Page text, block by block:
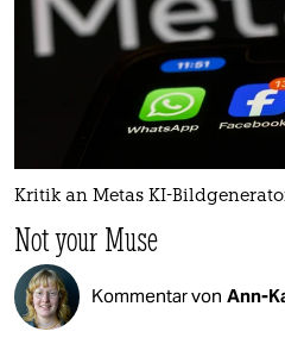
Kritik an Metas KI-Bildgenerator
Not your Muse
Kommentar von Ann-